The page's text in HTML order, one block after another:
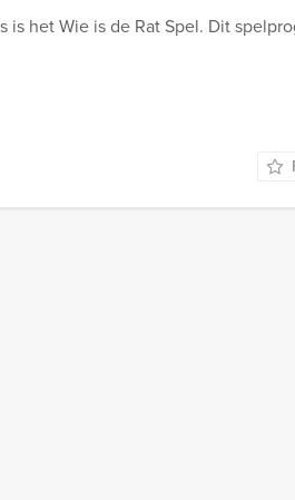
het Wie is de Rat Spel. Dit